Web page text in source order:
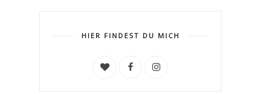
HIER FINDEST DU MICH